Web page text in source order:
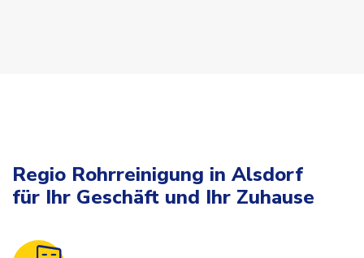
Regio Rohrreinigung in Alsdorf
für Ihr Geschäft und Ihr Zuhause